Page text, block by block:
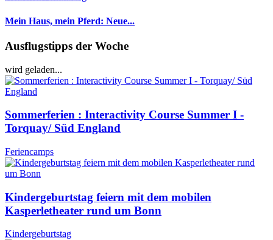
Mein Haus, mein Pferd: Neue...
Ausflugstipps der Woche
wird geladen...
Sommerferien : Interactivity Course Summer I -
Torquay/ Süd England
Feriencamps
Kindergeburtstag feiern mit dem mobilen
Kasperletheater rund um Bonn
Kindergeburtstag